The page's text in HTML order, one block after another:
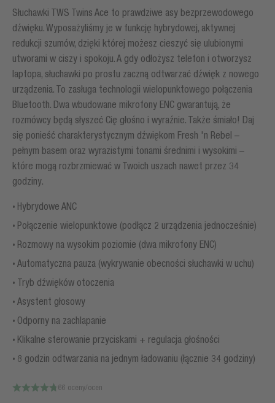
Słuchawki TWS Twins Ace to prawdziwe asy bezprzewodowego
dźwięku. Wyposażyliśmy je w funkcję hybrydowej, aktywnej
redukcji szumów, dzięki której możesz cieszyć się ulubionymi
utworami w ciszy i spokoju. A gdy odłożysz telefon i otworzysz
laptopa, słuchawki po prostu zaczną odtwarzać dźwięk z nowego
urządzenia. To zasługa technologii wielopunktowego połączenia
Bluetooth. Dwa wbudowane mikrofony ENC gwarantują, że
rozmówcy będą słyszeć Cię głośno i wyraźnie. Także śmiało! Daj
się ponieść charakterystycznym dźwiękom Fresh 'n Rebel –
pełnym basem oraz wyrazistymi tonami średnimi i wysokimi –
które mogą rozbrzmiewać w Twoich uszach nawet przez 34
godziny.
Hybrydowe ANC
Połączenie wielopunktowe (podłącz 2 urządzenia jednocześnie)
Rozmowy na wysokim poziomie (dwa mikrofony ENC)
Automatyczna pauza (wykrywanie obecności słuchawki w uchu)
Tryb dźwięków otoczenia
Asystent głosowy
Odporny na zachlapanie
Klikalne sterowanie przyciskami + regulacja głośności
8 godzin odtwarzania na jednym ładowaniu (łącznie 34 godziny)
66 oceny/ocen